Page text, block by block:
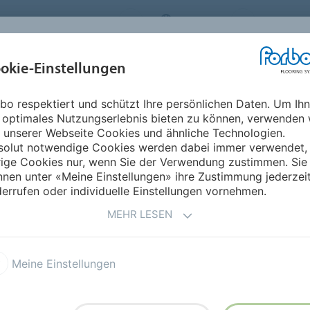
FLOORING SYSTEMS AUSTRIA
EINSATZBEREICHE NACHHALTIGKEIT
NACHWEISE CO2 CALCULATOR
Einstellungen
respektiert und schützt Ihre persönlichen Daten. Um
Nutzungserlebnis bieten zu können, verwenden
unserer Webseite Cookies und ähnliche Technologien.
notwendige Cookies werden dabei immer verwendet,
Cookies nur, wenn Sie der Verwendung zustimmen. Sie
unter «Meine Einstellungen» ihre Zustimmung
oder individuelle Einstellungen vornehmen.
MEHR LESEN
Meine Einstellungen